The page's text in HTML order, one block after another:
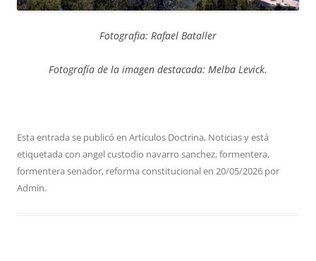
Fotografia: Rafael Bataller
Fotografía de la imagen destacada: Melba Levick.
Esta entrada se publicó en Artículos Doctrina, Noticiasy está
etiquetada con angel custodio navarro sanchez,formentera,
formentera senador, reforma constitucionalen 20/05/2026 por
Admin.